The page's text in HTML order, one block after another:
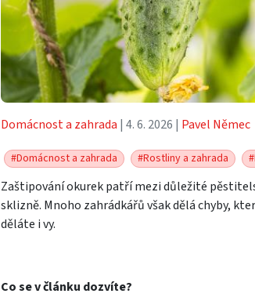
Domácnost a zahrada | 4. 6. 2026 | Pavel Němec
#Domácnost a zahrada #Rostliny a zahrada
Zaštipování okurek patří mezi důležité
sklizně. Mnoho zahrádkářů však dělá chyby,
děláte i vy.
Co se v článku dozvíte?